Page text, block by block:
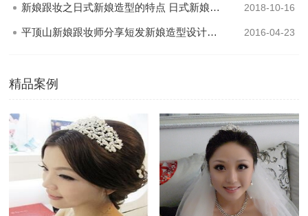
新娘跟妆之日式新娘造型的特点 日式新娘发型怎么盘 2018-10-16
平顶山新娘跟妆师分享短发新娘造型设计的秘籍 2016-04-23
精品案例